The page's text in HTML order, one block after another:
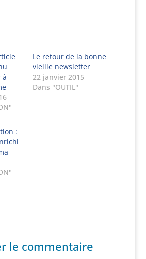
à
Le retour de la bonne
vieille newsletter
22 janvier 2015
Dans "OUTIL"
:
le commentaire